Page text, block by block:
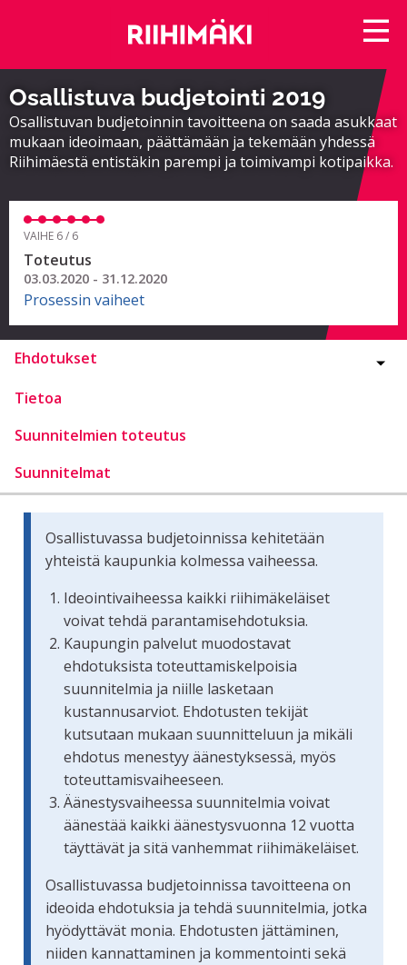
Osallistuva budjetointi 2019
Osallistuvan budjetoinnin tavoitteena on saada asukkaat
mukaan ideoimaan, päättämään ja tekemään yhdessä
Riihimäestä entistäkin parempi ja toimivampi kotipaikka.
VAIHE 6 / 6
Toteutus
03.03.2020 - 31.12.2020
Prosessin vaiheet
Ehdotukset
Tietoa
Suunnitelmien toteutus
Suunnitelmat
Osallistuvassa budjetoinnissa kehitetään
yhteistä kaupunkia kolmessa vaiheessa.
Ideointivaiheessa kaikki riihimäkeläiset
voivat tehdä parantamisehdotuksia.
Kaupungin palvelut muodostavat
ehdotuksista toteuttamiskelpoisia
suunnitelmia ja niille lasketaan
kustannusarviot. Ehdotusten tekijät
kutsutaan mukaan suunnitteluun ja mikäli
ehdotus menestyy äänestyksessä, myös
toteuttamisvaiheeseen.
Äänestysvaiheessa suunnitelmia voivat
äänestää kaikki äänestysvuonna 12 vuotta
täyttävät ja sitä vanhemmat riihimäkeläiset.
Osallistuvassa budjetoinnissa tavoitteena on
ideoida ehdotuksia ja tehdä suunnitelmia, jotka
hyödyttävät monia. Ehdotusten jättäminen,
niiden kannattaminen ja kommentointi sekä